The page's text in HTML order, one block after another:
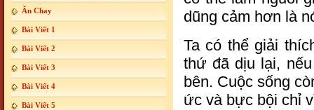
Ăn Chay
Bài Viết 1
Bài Viết 2
Bài Viết 3
Bài Viết 4
Bài Viết 5
dũng cảm hơn là
Ta có thể giải
thứ đã dịu lại,
bên. Cuộc sống
ức và bực bội chỉ